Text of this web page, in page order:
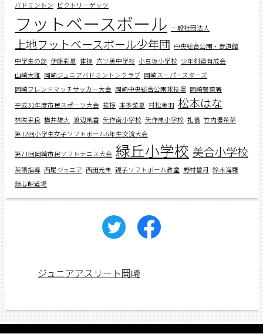
バドミントン ビクトリーゲッツ
フットベースボール 一般社団法人
上地フットベースボール少年団 中央総合公園・武道館
中学生の部 伊藤彩夏 体操 六ツ美中学校 小豆坂小学校 少年剣道育成会
山﨑大雅 岡崎ジュニアバドミントンクラブ 岡崎スーパースターズ
岡崎フレンドマッチサッカー大会 岡崎中央総合公園球技場 岡崎警察署
平成31年度市民スポーツ大会 挨拶 本多菜夏 村松美羽 松本はな
林咲来良 横井雄大 渡辺風香 矢作南小学校 矢作東小学校 礼儀 竹内優希菜
第12回小学生女子ソフトボール6年生交流大会
第71回岡崎市民ソフトテニス大会 緑丘小学校 美合小学校
英語指導 西尾ジュニア 西田光里 親子ソフトボール教室 野村碧月 鈴木海羅
錬心館道場
ジュニアアスリート岡崎